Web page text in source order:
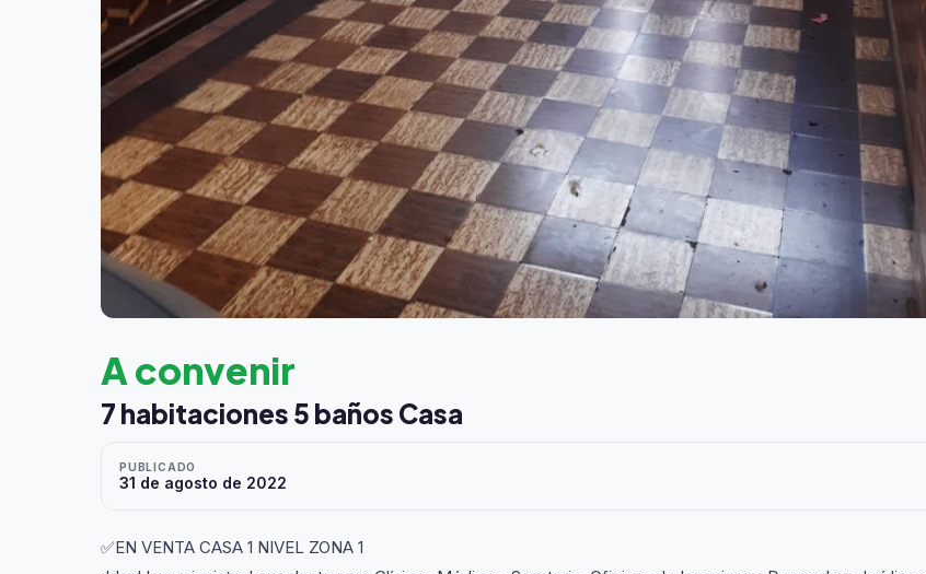
A convenir
7 habitaciones 5 baños Casa
PUBLICADO
31 de agosto de 2022
✅EN VENTA CASA 1 NIVEL ZONA 1